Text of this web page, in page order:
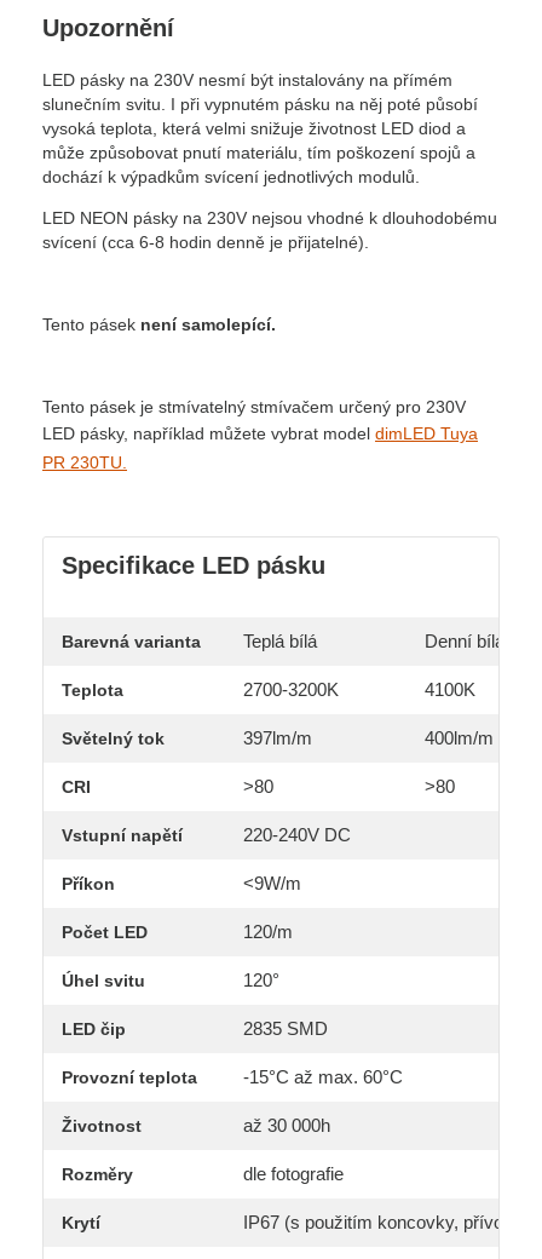
Upozornění
LED pásky na 230V nesmí být instalovány na přímém
slunečním svitu. I při vypnutém pásku na něj poté působí
vysoká teplota, která velmi snižuje životnost LED diod a
může způsobovat pnutí materiálu, tím poškození spojů a
dochází k výpadkům svícení jednotlivých modulů.
LED NEON pásky na 230V nejsou vhodné k dlouhodobému
svícení (cca 6-8 hodin denně je přijatelné).
Tento pásek není samolepící.
Tento pásek je stmívatelný stmívačem určený pro 230V
LED pásky, například můžete vybrat model dimLED Tuya
PR 230TU.
Specifikace LED pásku
Barevná varianta Teplá bílá Denní bílá
Teplota 2700-3200K 4100K
Světelný tok 397lm/m 400lm/m
CRI >80 >80
Vstupní napětí 220-240V DC
Příkon <9W/m
Počet LED 120/m
Úhel svitu 120°
LED čip 2835 SMD
Provozní teplota -15°C až max. 60°C
Životnost až 30 000h
Rozměry dle fotografie
Krytí IP67 (s použitím koncovky,